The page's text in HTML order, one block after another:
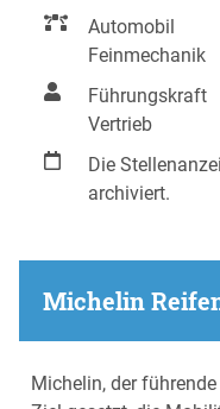
Automobil
Feinmechanik
Führungskraft
Vertrieb
Die
archiviert.
Michelin
Michelin, der